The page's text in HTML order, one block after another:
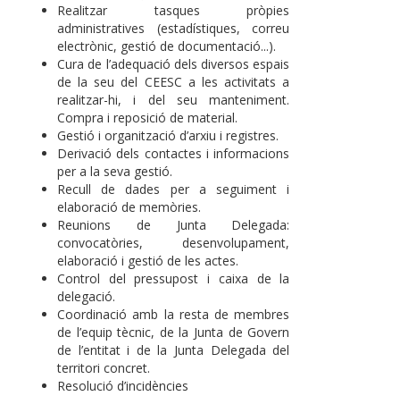
Realitzar tasques pròpies
administratives (estadístiques, correu
electrònic, gestió de documentació...).
Cura de l’adequació dels diversos espais
de la seu del CEESC a les activitats a
realitzar-hi, i del seu manteniment.
Compra i reposició de material.
Gestió i organització d’arxiu i registres.
Derivació dels contactes i informacions
per a la seva gestió.
Recull de dades per a seguiment i
elaboració de memòries.
Reunions de Junta Delegada:
convocatòries, desenvolupament,
elaboració i gestió de les actes.
Control del pressupost i caixa de la
delegació.
Coordinació amb la resta de membres
de l’equip tècnic, de la Junta de Govern
de l’entitat i de la Junta Delegada del
territori concret.
Resolució d’incidències